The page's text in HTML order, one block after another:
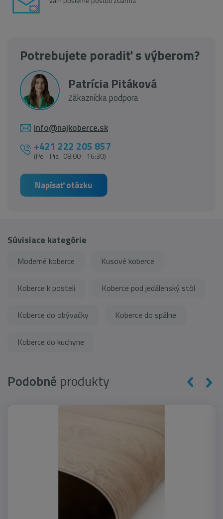
Potrebujete poradiť s výberom?
Patrícia Pitáková
Zákaznícka podpora
info@najkoberce.sk
+421 222 205 857
(Po - Pia 08:00 - 16:30)
Napísať otázku
Súvisiace kategórie
Moderné koberce Kusové koberce
Koberce k posteli Koberce pod jedálenský stôl
Koberce do obývačky Koberce do spálne
Koberce do kuchyne
Podobné produkty